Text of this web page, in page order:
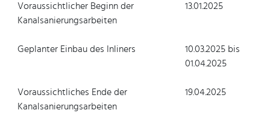
Voraussichtlicher Beginn der
Kanalsanierungsarbeiten
13.01.2025
Geplanter Einbau des Inliners
10.03.2025 bis
01.04.2025
Voraussichtliches Ende der
Kanalsanierungsarbeiten
19.04.2025